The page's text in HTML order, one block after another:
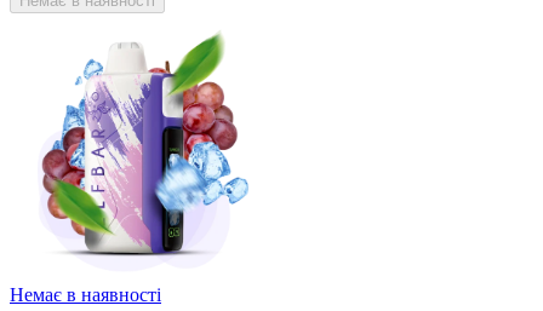
Немає в наявності